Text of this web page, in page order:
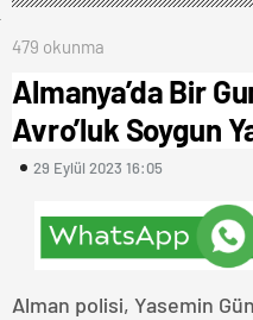
479 okunma
Almanya’da Bir
Avro’luk Soygun
29 Eylül 2023 16:05
Alman polisi, Yasemin